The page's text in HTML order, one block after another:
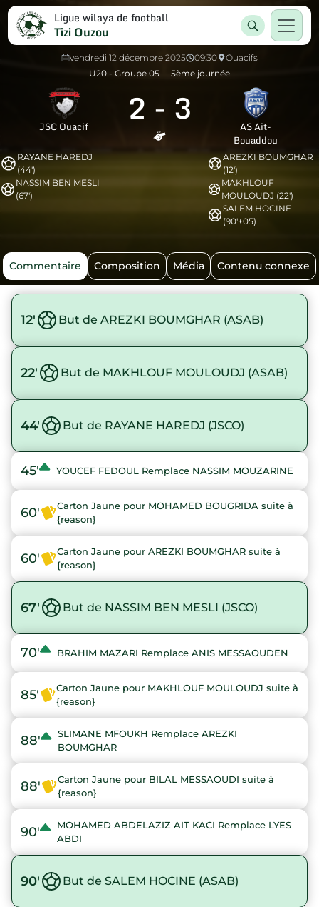
Ligue wilaya de football
Tizi Ouzou
vendredi 12 décembre 2025 09:30
Ouacifs
U20 - Groupe 05
5ème journée
JSC Ouacif 2 - 3
AS Ait-
Bouaddou
RAYANE HAREDJ
(44')
NASSIM BEN MESLI
(67')
AREZKI BOUMGHAR
(12')
MAKHLOUF
MOULOUDJ (22')
SALEM HOCINE
(90'+05)
Commentaire Composition Média Contenu connexe
12' But de AREZKI BOUMGHAR (ASAB)
22' But de MAKHLOUF MOULOUDJ (ASAB)
44' But de RAYANE HAREDJ (JSCO)
45' YOUCEF FEDOUL Remplace NASSIM MOUZARINE
60'
Carton Jaune pour MOHAMED BOUGRIDA suite à
{reason}
60'
Carton Jaune pour AREZKI BOUMGHAR suite à
{reason}
67' But de NASSIM BEN MESLI (JSCO)
70' BRAHIM MAZARI Remplace ANIS MESSAOUDEN
85'
Carton Jaune pour MAKHLOUF MOULOUDJ suite à
{reason}
88'
SLIMANE MFOUKH Remplace AREZKI
BOUMGHAR
88'
Carton Jaune pour BILAL MESSAOUDI suite à
{reason}
90'
MOHAMED ABDELAZIZ AIT KACI Remplace LYES
ABDI
90' But de SALEM HOCINE (ASAB)